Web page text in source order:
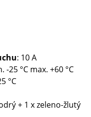
: 10 A
-25 °C max. +60 °C
°C
+ 1 x zeleno-žlutý